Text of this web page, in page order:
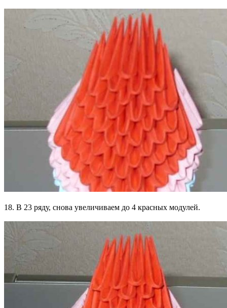
18. В 23 ряду, снова увеличиваем до 4 красных модулей.